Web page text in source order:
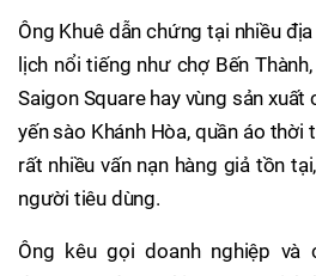
Ông Khuê dẫn chứng tại nhiều
lịch nổi tiếng như chợ Bến
Saigon Square hay vùng sản
yến sào Khánh Hòa, quần áo thời
rất nhiều vấn nạn hàng giả tồn
người tiêu dùng.
Ông kêu gọi doanh nghiệp và